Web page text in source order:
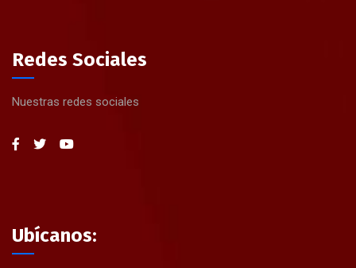
Redes Sociales
Nuestras redes sociales
Ubícanos: